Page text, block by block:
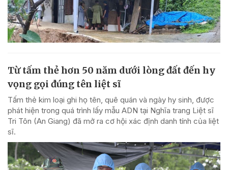
Từ tấm thẻ hơn 50 năm dưới lòng đất đến hy
vọng gọi đúng tên liệt sĩ
Tấm thẻ kim loại ghi họ tên, quê quán và ngày hy sinh, được
phát hiện trong quá trình lấy mẫu ADN tại Nghĩa trang Liệt sĩ
Tri Tôn (An Giang) đã mở ra cơ hội xác định danh tính của liệt
sĩ.